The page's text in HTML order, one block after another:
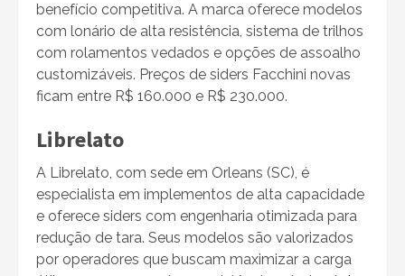
benefício competitiva. A marca oferece modelos
com lonário de alta resistência, sistema de trilhos
com rolamentos vedados e opções de assoalho
customizáveis. Preços de siders Facchini novas
ficam entre R$ 160.000 e R$ 230.000.
Librelato
A Librelato, com sede em Orleans (SC), é
especialista em implementos de alta capacidade
e oferece siders com engenharia otimizada para
redução de tara. Seus modelos são valorizados
por operadores que buscam maximizar a carga